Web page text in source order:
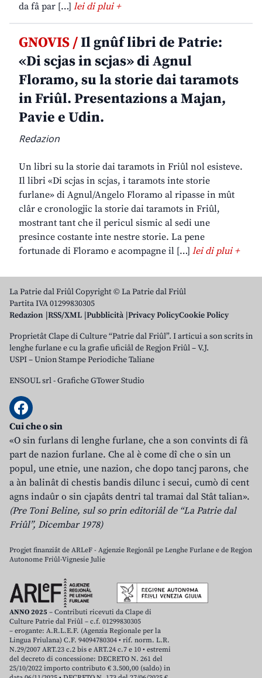
da fâ par […] lei di plui +
GNOVIS /Il gnûf libri de Patrie:
«Di scjas in scjas» di Agnul
Floramo, su la storie dai taramots
in Friûl. Presentazions a Majan,
Pavie e Udin.
Redazion
Un libri su la storie dai taramots in Friûl nol esisteve.
Il libri «Di scjas in scjas, i taramots inte storie
furlane» di Agnul/Angelo Floramo al ripasse in mût
clâr e cronologjic la storie dai taramots in Friûl,
mostrant tant che il pericul sismic al sedi une
presince costante inte nestre storie. La pene
fortunade di Floramo e acompagne il […] lei di plui +
La Patrie dal Friûl Copyright © La Patrie dal Friûl
Partita IVA 01299830305
Redazion RSS/XML Pubblicità Privacy PolicyCookie Policy
Proprietât Clape di Culture “Patrie dal Friûl”. I articui a son scrits in
lenghe furlane e cu la grafie uficiâl de Regjon Friûl – V.J.
USPI – Union Stampe Periodiche Taliane
ENSOUL srl-Grafiche GTower Studio
Cui che o sin
«O sin furlans di lenghe furlane, che a son convints di fâ
part de nazion furlane. Che al è come dî che o sin un
popul, une etnie, une nazion, che dopo tancj parons, che
a àn balinât di chestis bandis dilunc i secui, cumò di cent
agns indaûr o sin cjapâts dentri tal tramai dal Stât talian».
(Pre Toni Beline, sul so prin editoriâl de “La Patrie dal
Friûl”, Dicembar 1978)
Progjet finanziât de ARLeF - Agjenzie Regjonâl pe Lenghe Furlane e de Regjon
Autonome Friûl-Vignesie Julie
ANNO 2025 – Contributi ricevuti da Clape di
Culture Patrie dal Friûl – c.f. 01299830305
– erogante: A.R.L.E.F. (Agenzia Regionale per la
Lingua Friulana) C.F. 94094780304 • rif. norm. L.R.
N.29/2007 ART.23 c.2 bis e ART.24 c.7 e 10 • estremi
del decreto di concessione: DECRETO N. 261 del
25/10/2022 importo contributo € 3.500,00 (saldo) in